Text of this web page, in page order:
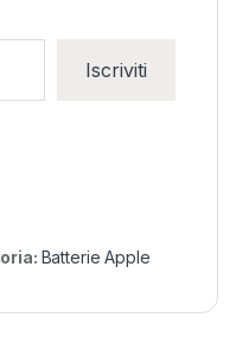
Iscriviti
Batterie Apple